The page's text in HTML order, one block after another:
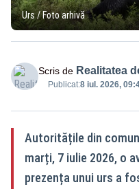
Urs / Foto arhivă
Scris de Realitatea
Publicat:8 iul. 2026,
Autoritățile din
marți, 7 iulie 2026, o
prezența unui urs a